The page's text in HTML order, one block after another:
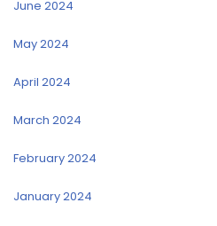
June 2024
May 2024
April 2024
March 2024
February 2024
January 2024